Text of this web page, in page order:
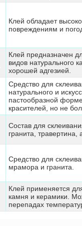
Клей обладает
повреждениям и
Клей предназначен
видов натурального
хорошей адгезией.
Средство для
натурального и
пастообразной
красителей, но не
Состав для
гранита, травертина,
Средство для
мрамора и гранита.
Клей применяется
камня и керамики.
перепадах